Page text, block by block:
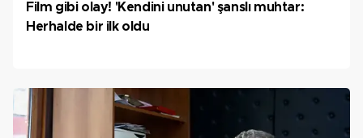
Film gibi olay! 'Kendini unutan' şanslı muhtar:
Herhalde bir ilk oldu